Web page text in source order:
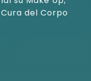
Cura del Corpo